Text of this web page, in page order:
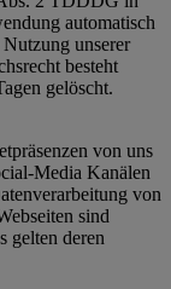
automatisch
unserer
besteht
gelöscht.
von uns
Media Kanälen
von
sind
gelten deren